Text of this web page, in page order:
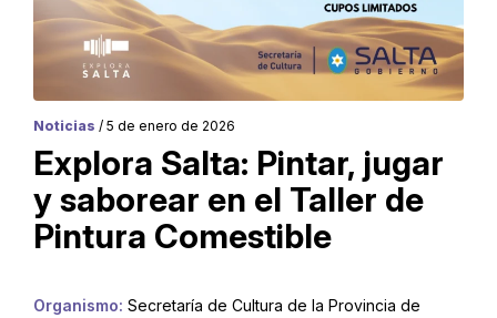
Noticias / 5 de enero de 2026
Explora Salta: Pintar, jugar
y saborear en el Taller de
Pintura Comestible
Organismo: Secretaría de Cultura de la Provincia de